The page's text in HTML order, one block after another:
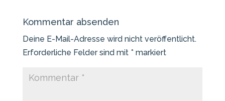
Kommentar absenden
Deine E-Mail-Adresse wird nicht veröffentlicht.
Erforderliche Felder sind mit *markiert